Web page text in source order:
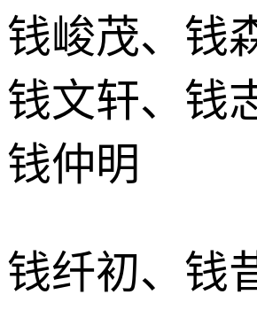
钱峻茂、钱
钱文轩、钱
钱仲明
钱纤初、钱